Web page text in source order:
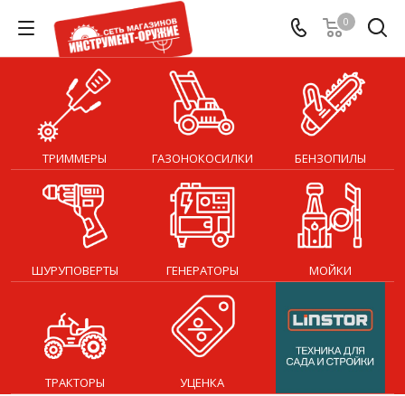
0
ТРИММЕРЫ ГАЗОНОКОСИЛКИ БЕНЗОПИЛЫ
ШУРУПОВЕРТЫ ГЕНЕРАТОРЫ МОЙКИ
ТРАКТОРЫ УЦЕНКА